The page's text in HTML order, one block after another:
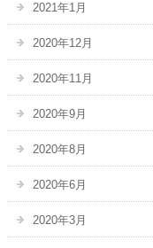
2021年1月
2020年12月
2020年11月
2020年9月
2020年8月
2020年6月
2020年3月